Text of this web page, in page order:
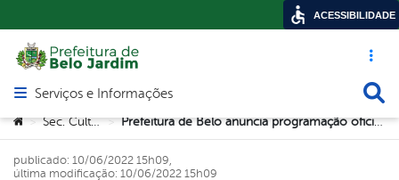
Acesso
Abrir menu principal de navegação
Serviços e Informações
Você está aqui:
> Sec. Cultura > Prefeitura de Belo anuncia programação oficial da 53ª Festa das Marocas
publicado: 10/06/2022 15h09,
última modificação: 10/06/2022 15h09
ACESSIBILIDADE